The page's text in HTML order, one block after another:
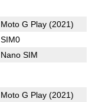
Moto G Play (2021)
SIM0
Nano SIM
Moto G Play (2021)